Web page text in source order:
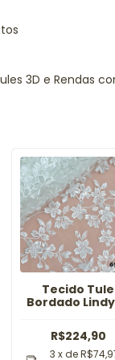
3D e Rendas
Tecido Tule
Bordado
R$224,90
3 x de